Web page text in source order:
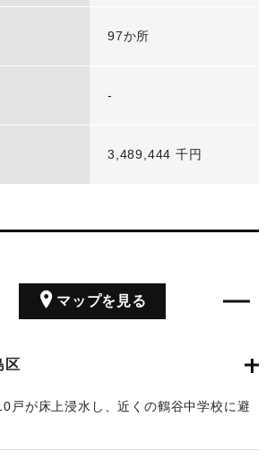
97か所
-
3,489,444 千円
マップを見る
区
戸が床上浸水し、近くの鶴谷中学校に避